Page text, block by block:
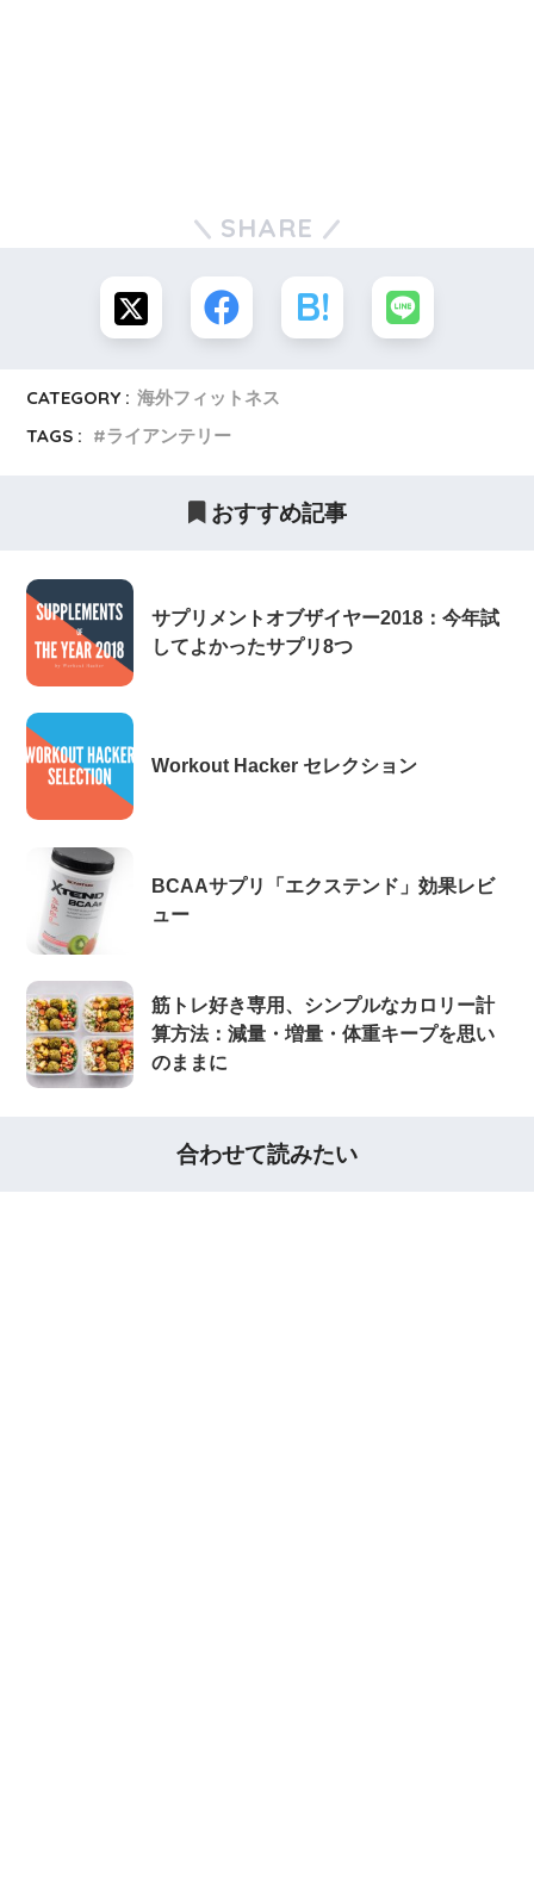
SHARE
CATEGORY : 海外フィットネス
TAGS :
ライアンテリー
おすすめ記事
サプリメントオブザイヤー2018：今年試
してよかったサプリ8つ
Workout Hacker セレクション
BCAAサプリ「エクステンド」効果レビ
ュー
筋トレ好き専用、シンプルなカロリー計
算方法：減量・増量・体重キープを思い
のままに
合わせて読みたい